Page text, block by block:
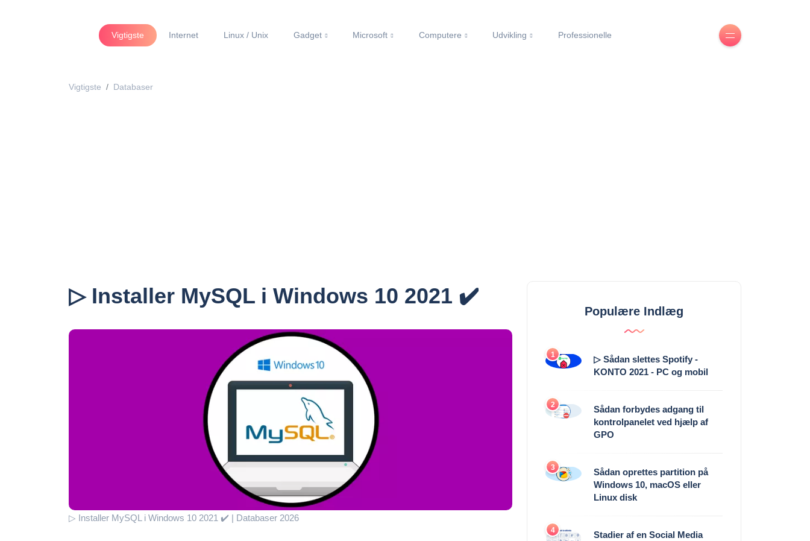
Vigtigste Internet Linux / Unix Gadget Microsoft Computere Udvikling Professionelle
Vigtigste Databaser
▷ Installer MySQL i Windows 10 2021 ✔️
▷ Installer MySQL i Windows 10 2021 ✔️ | Databaser 2026
Populære Indlæg
1
▷ Sådan slettes Spotify -
KONTO 2021 - PC og mobil
2
Sådan forbydes adgang til
kontrolpanelet ved hjælp af
GPO
3
Sådan oprettes partition på
Windows 10, macOS eller
Linux disk
4
Stadier af en Social Media